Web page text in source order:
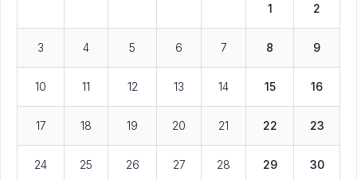
1 2
3 4 5 6 7 8 9
10 11 12 13 14 15 16
17 18 19 20 21 22 23
24 25 26 27 28 29 30